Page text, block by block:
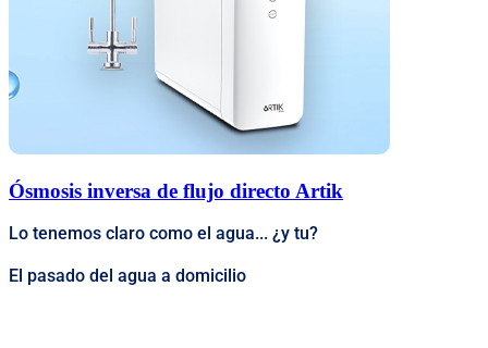
Ósmosis inversa de flujo directo Artik
Lo tenemos claro como el agua... ¿y tu?
El pasado del agua a domicilio